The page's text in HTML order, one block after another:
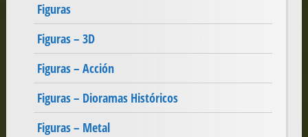
Figuras
Figuras – 3D
Figuras – Acción
Figuras – Dioramas Históricos
Figuras – Metal